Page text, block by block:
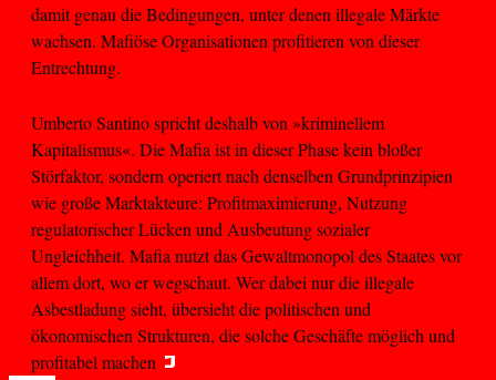
damit genau die Bedingungen, unter denen illegale Märkte
wachsen. Mafiöse Organisationen profitieren von dieser
Entrechtung.
Umberto Santino spricht deshalb von »kriminellem
Kapitalismus«. Die Mafia ist in dieser Phase kein bloßer
Störfaktor, sondern operiert nach denselben Grundprinzipien
wie große Marktakteure: Profitmaximierung, Nutzung
regulatorischer Lücken und Ausbeutung sozialer
Ungleichheit. Mafia nutzt das Gewaltmonopol des Staates vor
allem dort, wo er wegschaut. Wer dabei nur die illegale
Asbestladung sieht, übersieht die politischen und
ökonomischen Strukturen, die solche Geschäfte möglich und
profitabel machen